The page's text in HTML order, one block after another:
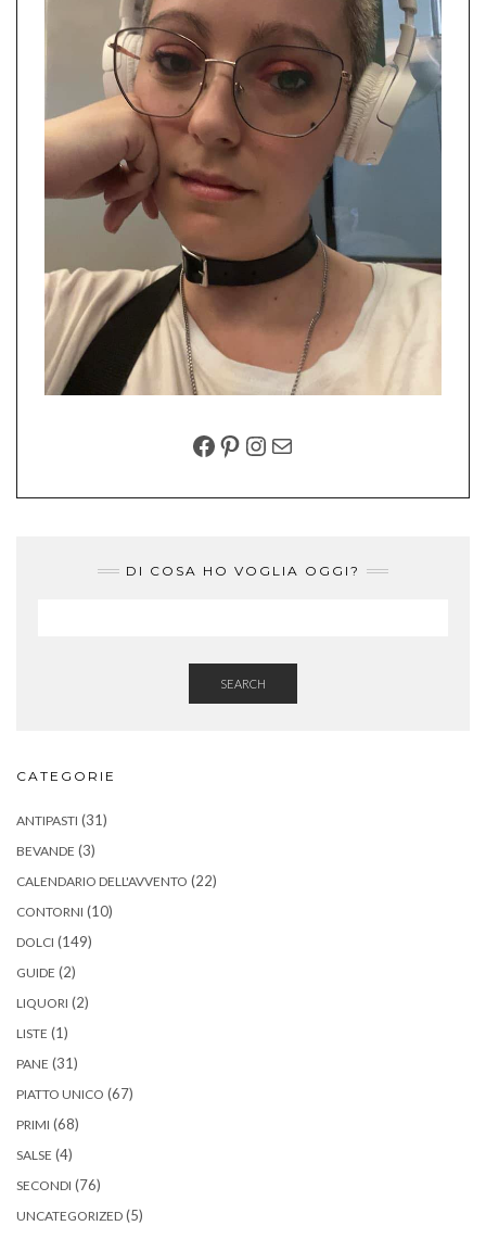
FACEBOOK
PINTEREST
INSTAGRAM
EMAIL
DI COSA HO VOGLIA OGGI?
SEARCH
CATEGORIE
ANTIPASTI (31)
BEVANDE (3)
CALENDARIO DELL'AVVENTO (22)
CONTORNI (10)
DOLCI (149)
GUIDE (2)
LIQUORI (2)
LISTE (1)
PANE (31)
PIATTO UNICO (67)
PRIMI (68)
SALSE (4)
SECONDI (76)
UNCATEGORIZED (5)